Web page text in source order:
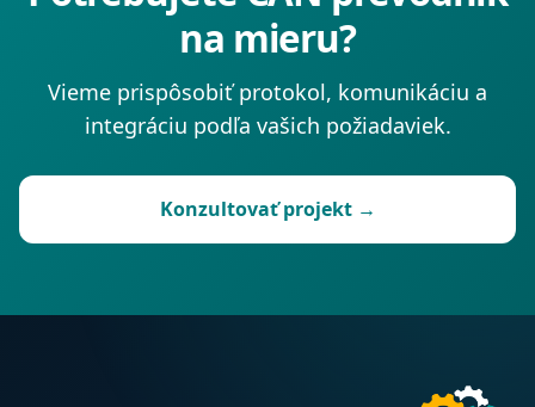
na mieru?
Vieme prispôsobiť protokol, komunikáciu a
integráciu podľa vašich požiadaviek.
Konzultovať projekt →